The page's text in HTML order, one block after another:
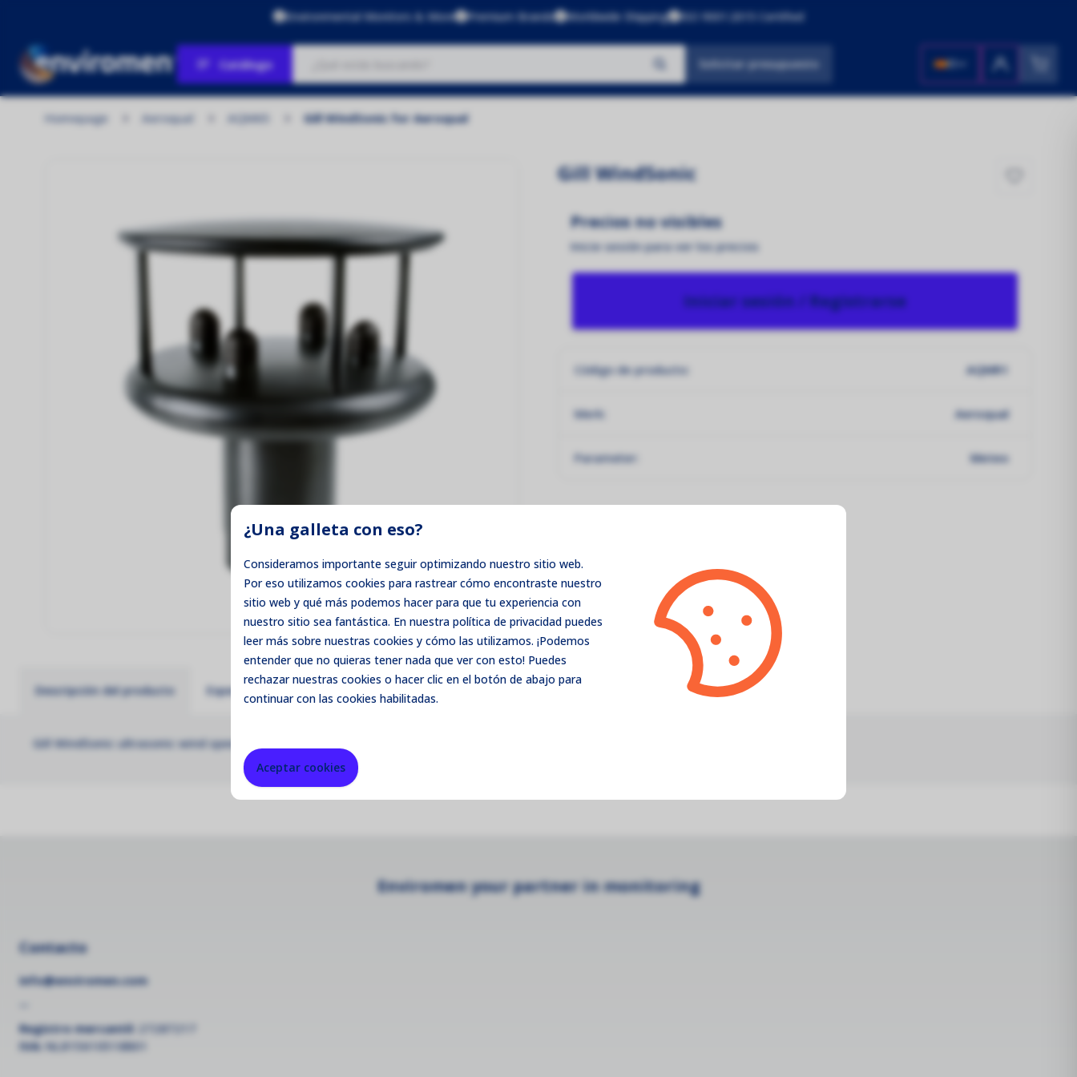
¿Una galleta con eso?
Consideramos importante seguir optimizando nuestro sitio web.
Por eso utilizamos cookies para rastrear cómo encontraste nuestro
sitio web y qué más podemos hacer para que tu experiencia con
nuestro sitio sea fantástica. En nuestra política de privacidad puedes
leer más sobre nuestras cookies y cómo las utilizamos. ¡Podemos
entender que no quieras tener nada que ver con esto! Puedes
rechazarnuestras cookies o hacer clic en el botón de abajo para
continuar con las cookies habilitadas.
Aceptar cookies
Environmental Monitors & More Premium Brands Worldwide Shipping ISO 9001:2015 Certified
Catálogo Solicitar presupuesto ES
No se encontraron productos
Homepage Aeroqual AQM65 Gill WindSonic for Aeroqual
Gill WindSonic
Precios no visibles
Inicie sesión para ver los precios
Iniciar sesión / Registrarse
Código de producto: AQMR1
Merk: Aeroqual
Parameter: Meteo
Descripción del producto Especificaciones técnicas
Gill WindSonic ultrasonic wind speed & direction sensor (incl. AUX)
Enviromen your partner in monitoring
Contacto
info@enviromen.com
Registro mercantil: 27287217
IVA: NL815610518B01